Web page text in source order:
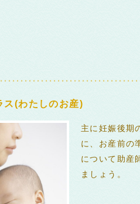
ス(わたしのお産)
主に妊娠後期
に、お産前の
について助産
ましょう。